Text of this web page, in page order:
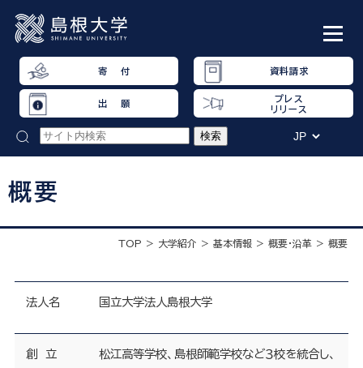
寄 付 資料請求
出 願
プレス
リリース
概要
TOP 大学紹介 基本情報 概要・沿革 概要
法人名 国立大学法人島根大学
創 立
松江高等学校、島根師範学校など３校を統合し、